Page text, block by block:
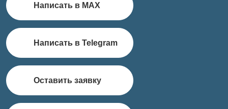
Написать в MAX
Написать в Telegram
Оставить заявку